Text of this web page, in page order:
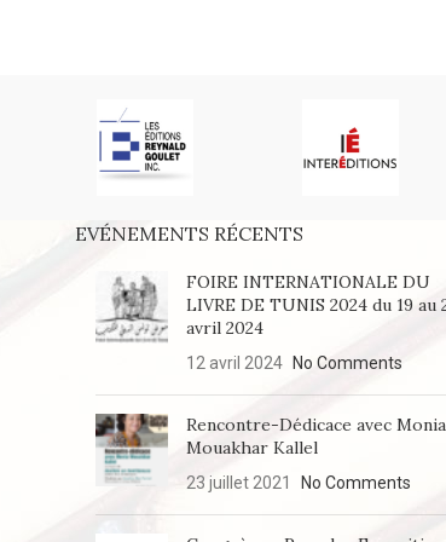
EVÉNEMENTS RÉCENTS
FOIRE INTERNATIONALE DU
LIVRE DE TUNIS 2024 du 19 au
avril 2024
12 avril 2024 No Comments
Rencontre-Dédicace avec Monia
Mouakhar Kallel
23 juillet 2021 No Comments